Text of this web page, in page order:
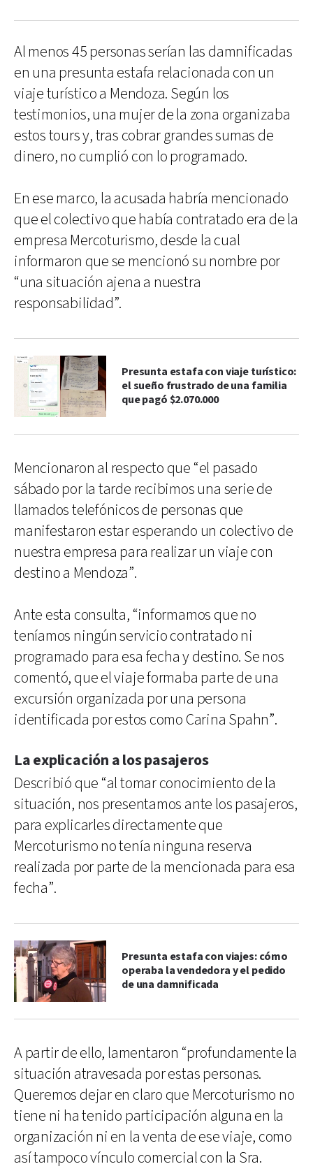
Al menos 45 personas serían las damnificadas
en una presunta estafa relacionada con un
viaje turístico a Mendoza. Según los
testimonios, una mujer de la zona organizaba
estos tours y, tras cobrar grandes sumas de
dinero, no cumplió con lo programado.
En ese marco, la acusada habría mencionado
que el colectivo que había contratado era de la
empresa Mercoturismo, desde la cual
informaron que se mencionó su nombre por
“una situación ajena a nuestra
responsabilidad”.
Presunta estafa con viaje turístico:
el sueño frustrado de una familia
que pagó $2.070.000
Mencionaron al respecto que “el pasado
sábado por la tarde recibimos una serie de
llamados telefónicos de personas que
manifestaron estar esperando un colectivo de
nuestra empresa para realizar un viaje con
destino a Mendoza”.
Ante esta consulta, “informamos que no
teníamos ningún servicio contratado ni
programado para esa fecha y destino. Se nos
comentó, que el viaje formaba parte de una
excursión organizada por una persona
identificada por estos como Carina Spahn”.
La explicación a los pasajeros
Describió que “al tomar conocimiento de la
situación, nos presentamos ante los pasajeros,
para explicarles directamente que
Mercoturismo no tenía ninguna reserva
realizada por parte de la mencionada para esa
fecha”.
Presunta estafa con viajes: cómo
operaba la vendedora y el pedido
de una damnificada
A partir de ello, lamentaron “profundamente la
situación atravesada por estas personas.
Queremos dejar en claro que Mercoturismo no
tiene ni ha tenido participación alguna en la
organización ni en la venta de ese viaje, como
así tampoco vínculo comercial con la Sra.